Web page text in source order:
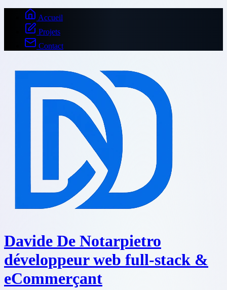
Accueil
Projets
Contact
Davide De Notarpietro
développeur web full-stack &
eCommerçant